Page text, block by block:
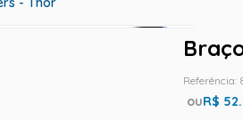
Referência:
ouR$